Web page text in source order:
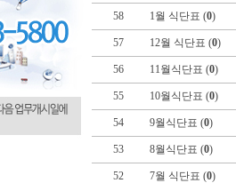
58 1월 식단표 (0)
57 12월 식단표 (0)
56 11월식단표 (0)
55 10월식단표 (0)
54 9월식단표 (0)
53 8월식단표 (0)
52 7월 식단표 (0)